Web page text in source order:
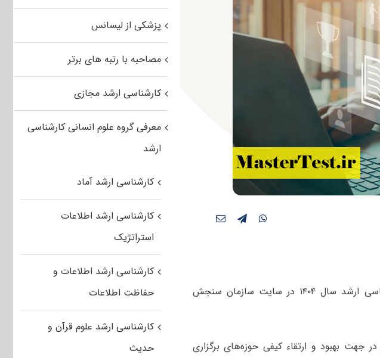
نظرسنجی از داوطلبان شرکت کننده در آزمون کارشناسی ارشد سال ۱۴۰۴ در سایت سازمان سنجش
بهبود و ارتقاء کیفی حوزه‌های برگزاری
پزشکی از لیسانس
مصاحبه با رتبه های برتر
کارشناسی ارشد مجازی
معرفی گروه علوم انسانی کارشناسی
ارشد
کارشناسی ارشد آماد
کارشناسی ارشد اطلاعات
استراتژیک
کارشناسی ارشد اطلاعات و
حفاظت اطلاعات
کارشناسی ارشد علوم قرآن و
حدیث